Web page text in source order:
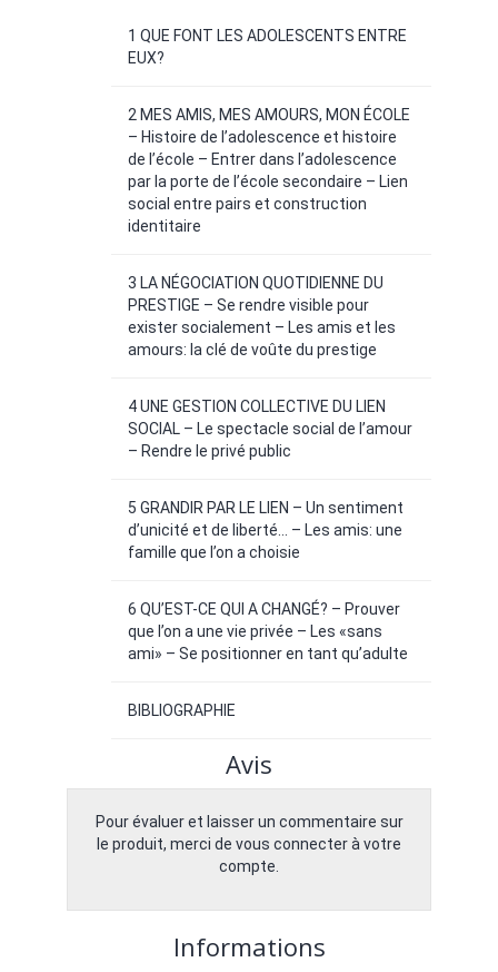
1 QUE FONT LES ADOLESCENTS ENTRE
EUX?
2 MES AMIS, MES AMOURS, MON ÉCOLE
– Histoire de l’adolescence et histoire
de l’école – Entrer dans l’adolescence
par la porte de l’école secondaire – Lien
social entre pairs et construction
identitaire
3 LA NÉGOCIATION QUOTIDIENNE DU
PRESTIGE – Se rendre visible pour
exister socialement – Les amis et les
amours: la clé de voûte du prestige
4 UNE GESTION COLLECTIVE DU LIEN
SOCIAL – Le spectacle social de l’amour
– Rendre le privé public
5 GRANDIR PAR LE LIEN – Un sentiment
d’unicité et de liberté… – Les amis: une
famille que l’on a choisie
6 QU’EST-CE QUI A CHANGÉ? – Prouver
que l’on a une vie privée – Les «sans
ami» – Se positionner en tant qu’adulte
BIBLIOGRAPHIE
Avis
Pour évaluer et laisser un commentaire sur
le produit, merci de vous connecter à votre
compte.
Informations